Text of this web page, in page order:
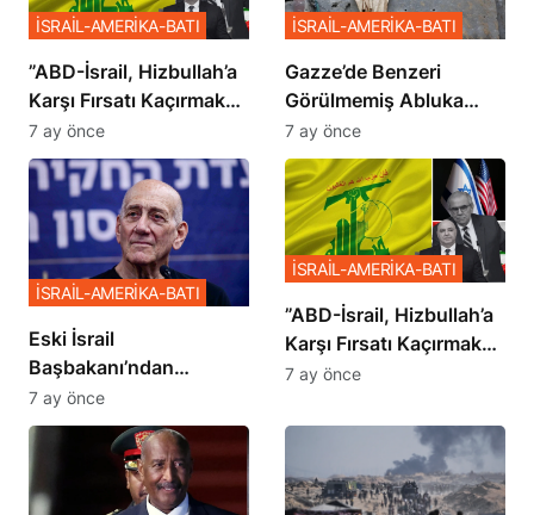
​​​​​​​”ABD-İsrail, Hizbullah’a
Karşı Fırsatı Kaçırmak
İstemiyor”
İSRAİL-AMERİKA-BATI
7 ay önce
​​​​​​​Gazze’de Benzeri
Görülmemiş Abluka
Planı
İSRAİL-AMERİKA-BATI
7 ay önce
Eski İsrail
Başbakanı’ndan
Netanyahu’ya Ağır
Sözler
İSRAİL-AMERİKA-BATI
7 ay önce
​​​​​​​”ABD-İsrail, Hizbullah’a
Karşı Fırsatı Kaçırmak
İstemiyor”
İSRAİL-AMERİKA-BATI
7 ay önce